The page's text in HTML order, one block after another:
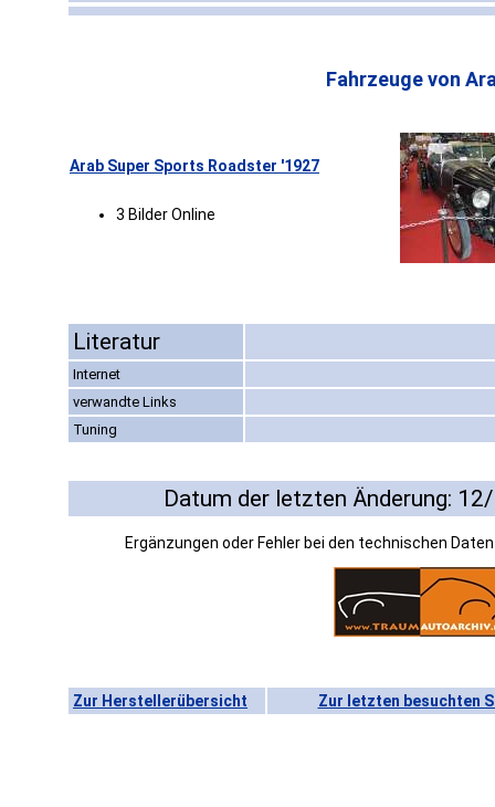
Fahrzeuge von
Arab Super Sports Roadster '1927
3 Bilder Online
Literatur
Internet
verwandte Links
Tuning
Datum der letzten Änderung:
Ergänzungen oder Fehler bei den technischen
Zur Herstellerübersicht Zur letzten besuchten